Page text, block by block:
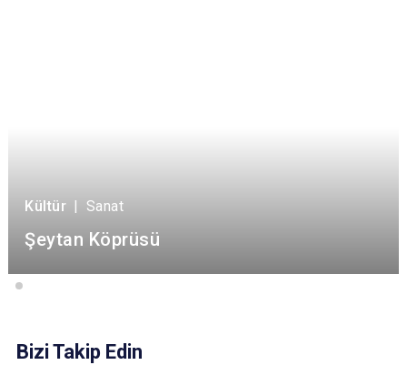
Kültür | Sanat
Şeytan Köprüsü
Bizi Takip Edin